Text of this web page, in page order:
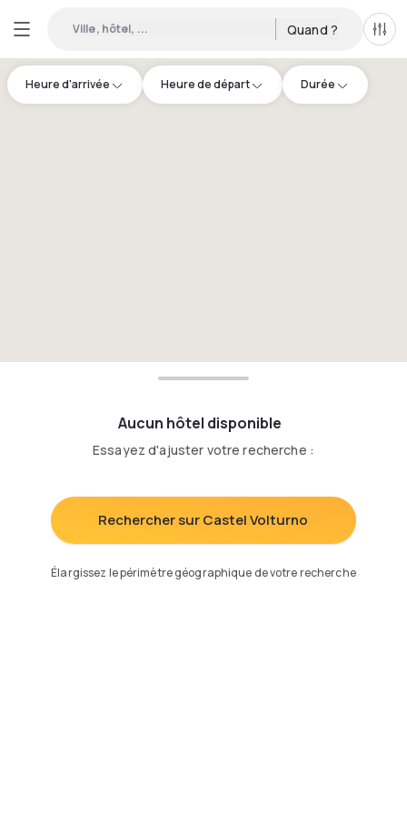
Ville, hôtel, ... Quand ?
Heure d'arrivée Heure de départ Durée
Aucun hôtel disponible
Essayez d'ajuster votre recherche :
Rechercher sur Castel Volturno
Élargissez le périmètre géographique de votre recherche